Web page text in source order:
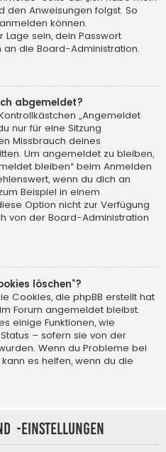
den Anweisungen folgst. So
können.
sein, dein Passwort
an die Board-Administration.
abgemeldet?
„Angemeldet
nur für eine Sitzung
Missbrauch deines
Um angemeldet zu bleiben,
bleiben“ beim Anmelden
wenn du dich an
Beispiel in einem
Option nicht zur Verfügung
von der Board-Administration
löschen“?
Cookies, die phpBB erstellt hat
Forum angemeldet bleibst.
einige Funktionen, wie
– sofern sie von der
Wenn du Probleme bei
es helfen, wenn du die
-einstellungen